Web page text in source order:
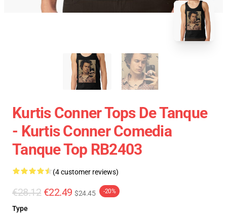
Kurtis Conner Tops De Tanque
- Kurtis Conner Comedia
Tanque Top RB2403
(4 customer reviews)
€28.12 €22.49 $24.45 -20%
Type